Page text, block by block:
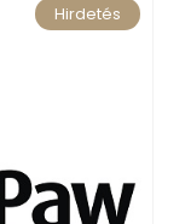
Hirdetés